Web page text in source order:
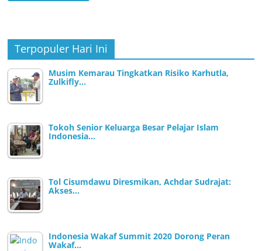
Terpopuler Hari Ini
Musim Kemarau Tingkatkan Risiko Karhutla,
Zulkifly…
Tokoh Senior Keluarga Besar Pelajar Islam
Indonesia…
Tol Cisumdawu Diresmikan, Achdar Sudrajat:
Akses…
Indonesia Wakaf Summit 2020 Dorong Peran
Wakaf…